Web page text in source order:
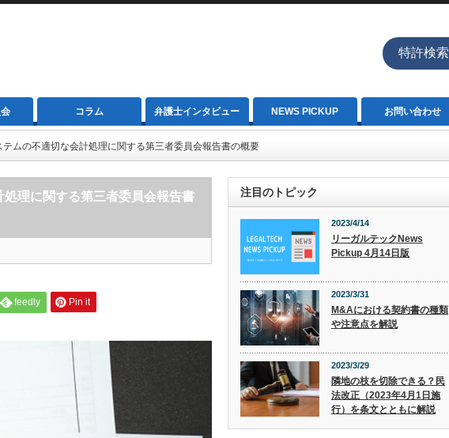
特許検索
コラム 弁護士インタビュー NEWS PICKUP お問い合わせ
ムの不適切な会計処理に関する第三者委員会報告書の概要
理に関する第三者委員会報告書
feedly Pin it
注目のトピック
2023/4/14
リーガルテックNews
Pickup 4月14日版
2023/3/31
M&Aにおける契約書の種類
や注意点を解説
2023/3/29
隣地の枝を切除できる？民
法改正（2023年4月1日施
行）を条文とともに解説